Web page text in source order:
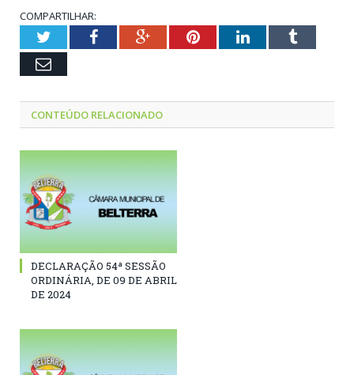
COMPARTILHAR:
TwitterFacebookGoogle+PinterestLinkedInTumblr
Email
CONTEÚDO RELACIONADO
DECLARAÇÃO 54ª SESSÃO
ORDINÁRIA, DE 09 DE ABRIL
DE 2024